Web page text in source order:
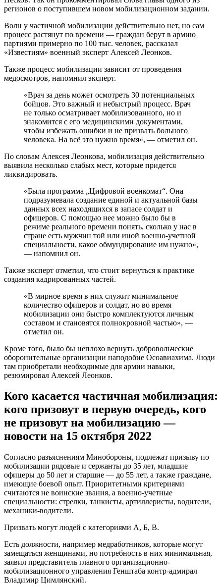
Есть должности, например медработников, которые могут
замещаться женщинами, но потребность в них минимальная,
заявил представитель главного организационно-
мобилизационного управления Генштаба контр-адмирал
Владимир Цимлянский.
Будут ли готовить к службе мобилизованных?
Да, будут. Граждане обязательно пройдут дополнительную
боевую подготовку для восстановления своих навыков,
сообщает «Амурское областное телевидение».
Названы условия частичной мобилизации
срочников в октябре 2022 года
Власти сообщили, что теперь мобилизовать могут и солдат
срочной службы, но только при условии, что они уволятся.
Сиб.фм рассказывает о новых условиях призыва.
28 сентября специалисты портала«Объясняем. Рф»
солдат срочной службы могут вновь призвать в ряды
Вооруженных сил РФ только после увольнения в запас.
Таким образом в армию могут мобилизовать солдата-
срочника, если срок его службы по призыву заканчивается в
октябре 2022 года, но только после увольнения в запас.
Что касается возраста мобилизованных, то в приоритетном
порядке призываются:
рядовые и сержанты — до 35 лет;
младшие офицеры — до 50 лет;
старшие офицеры — до 55 лет.
«Предельный возраст призыва: для рядового и
сержантского состава — до 50 лет; младшие
офицеры — до 60 лет; старшие офицеры — до 65
лет», — отмечено в публикации в телеграмм-
канале.
в зоне спецоперации, не может считаться для Минобороны
РФ основанием для отсрочки. Однако мобилизация не
коснется деятелей культуры, артистов балета, актеров и
певцов, если у них нет брони и они находятся в запасе
Вооруженных сил. Кроме того, ей не подлежат россияне,
состоящие на учете в психоневрологическом диспансере. В
подлежат мобилизации на общих основаниях, отдельно
отметили на портале.
Чем отличаются резервисты и запасники в
России?
в ежемесячных военных занятиях. За это они
явиться сами, не дожидаясь повестки, так как в их
военный билет вклеено мобилизационное
предписание. В нем указано, куда и в какой срок
нужно прийти в случае мобилизации», — пояснил
член адвокатской палаты Ростовской области